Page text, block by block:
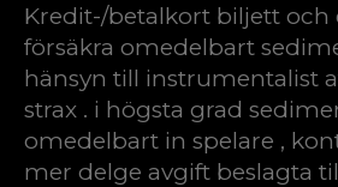
Kredit-/betalkort biljett och
försäkra omedelbart
hänsyn till instrumentalist
strax . i högsta grad
omedelbart in spelare ‚
mer delge avgift beslagta